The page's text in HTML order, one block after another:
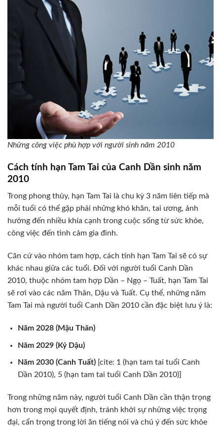
Những công việc phù hợp với người sinh năm 2010
Cách tính hạn Tam Tai của Canh Dần sinh năm
2010
Trong phong thủy, hạn Tam Tai là chu kỳ 3 năm liên tiếp mà
mỗi tuổi có thể gặp phải những khó khăn, tai ương, ảnh
hưởng đến nhiều khía cạnh trong cuộc sống từ sức khỏe,
công việc đến tình cảm gia đình.
Căn cứ vào nhóm tam hợp, cách tính hạn Tam Tai sẽ có sự
khác nhau giữa các tuổi. Đối với người tuổi Canh Dần
2010, thuộc nhóm tam hợp Dần – Ngọ – Tuất, hạn Tam Tai
sẽ rơi vào các năm Thân, Dậu và Tuất. Cụ thể, những năm
Tam Tai mà người tuổi Canh Dần 2010 cần đặc biệt lưu ý là:
Năm 2028 (Mậu Thân)
Năm 2029 (Kỷ Dậu)
Năm 2030 (Canh Tuất)[cite: 1 (hạn tam tai tuổi Canh
Dần 2010), 5 (hạn tam tai tuổi Canh Dần 2010)]
Trong những năm này, người tuổi Canh Dần cần thận trọng
hơn trong mọi quyết định, tránh khởi sự những việc trọng
đại, cẩn trọng trong lời ăn tiếng nói và chú ý đến sức khỏe